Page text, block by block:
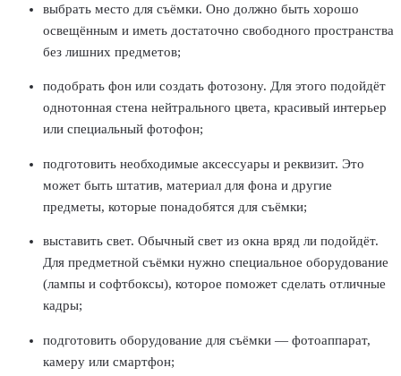
выбрать место для съёмки. Оно должно быть хорошо
освещённым и иметь достаточно свободного пространства
без лишних предметов;
подобрать фон или создать фотозону. Для этого подойдёт
однотонная стена нейтрального цвета, красивый интерьер
или специальный фотофон;
подготовить необходимые аксессуары и реквизит. Это
может быть штатив, материал для фона и другие
предметы, которые понадобятся для съёмки;
выставить свет. Обычный свет из окна вряд ли подойдёт.
Для предметной съёмки нужно специальное оборудование
(лампы и софтбоксы), которое поможет сделать отличные
кадры;
подготовить оборудование для съёмки — фотоаппарат,
камеру или смартфон;